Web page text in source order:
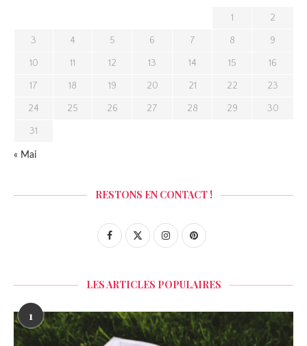
1 2
3 4 5 6 7 8 9
10 11 12 13 14 15 16
17 18 19 20 21 22 23
24 25 26 27 28 29 30
31
« Mai
RESTONS EN CONTACT !
LES ARTICLES POPULAIRES
1